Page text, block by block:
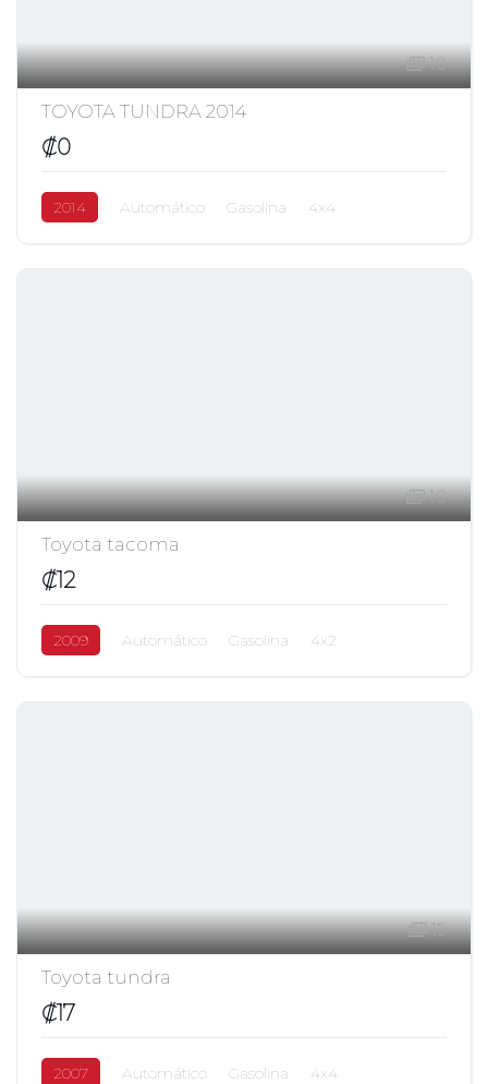
10
TOYOTA TUNDRA 2014
₡0
2014 Automático Gasolina 4x4
10
Toyota tacoma
₡12
2009 Automático Gasolina 4x2
19
Toyota tundra
₡17
2007 Automático Gasolina 4x4